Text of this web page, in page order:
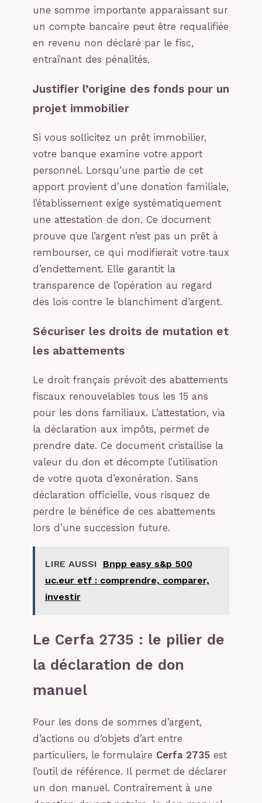
une somme importante apparaissant sur
un compte bancaire peut être requalifiée
en revenu non déclaré par le fisc,
entraînant des pénalités.
Justifier l’origine des fonds pour un
projet immobilier
Si vous sollicitez un prêt immobilier,
votre banque examine votre apport
personnel. Lorsqu’une partie de cet
apport provient d’une donation familiale,
l’établissement exige systématiquement
une attestation de don. Ce document
prouve que l’argent n’est pas un prêt à
rembourser, ce qui modifierait votre taux
d’endettement. Elle garantit la
transparence de l’opération au regard
des lois contre le blanchiment d’argent.
Sécuriser les droits de mutation et
les abattements
Le droit français prévoit des abattements
fiscaux renouvelables tous les 15 ans
pour les dons familiaux. L’attestation, via
la déclaration aux impôts, permet de
prendre date. Ce document cristallise la
valeur du don et décompte l’utilisation
de votre quota d’exonération. Sans
déclaration officielle, vous risquez de
perdre le bénéfice de ces abattements
lors d’une succession future.
LIRE AUSSI
Bnpp easy s&p 500
uc.eur etf : comprendre, comparer,
investir
Le Cerfa 2735 : le pilier de
la déclaration de don
manuel
Pour les dons de sommes d’argent,
d’actions ou d’objets d’art entre
particuliers, le formulaire Cerfa 2735 est
l’outil de référence. Il permet de déclarer
un don manuel. Contrairement à une